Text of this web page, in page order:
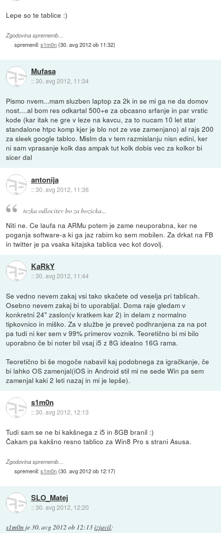
Lepe so te tablice :)
Zgodovina sprememb…
spremenil:s1m0n(30. avg 2012 ob 11:32)
Mufasa
::30. avg 2012, 11:34
Pismo nvem...mam sluzben laptop za 2k in se mi ga ne da domov
nost....al bom res odkartal 500+e za obcasno srfanje in par vrstic
kode (kar itak ne gre v leze na kavcu, za to nucam 10 let star
standalone htpc komp kjer je blo not ze vse zamenjano) al rajs 200
za sleek google tablco. Mislm da v tem razmislanju nisn edini, ker
ni sam vprasanje kolk das ampak tut kolk dobis vec za kolkor bi
sicer dal
antonija
::30. avg 2012, 11:36
tezka odlocitev bo za bozicka...
Niti ne. Ce laufa na ARMu potem je zame neuporabna, ker ne
poganja software-a ki ga jaz rabim ko sem mobilen. Za drkat na FB
in twitter je pa vsaka kitajska tablica vec kot dovolj.
KaRkY
::30. avg 2012, 11:44
Se vedno nevem zakaj vsi tako skačete od veselja pri tablicah.
Osebno nevem zakaj bi to uporabljal. Doma raje gledam v
konkretni 24" zaslon(v kratkem kar 2) in delam z normalno
tipkovnico in miško. Za v službe je preveč podhranjena za na pot
pa tudi ni ker sem v 99% primerov voznik. Teoretično bi mi bilo
uporabno če bi noter bil vsaj i5 z 8G idealno 16G rama.
Teoretično bi še mogoče nabavil kaj podobnega za igračkanje, če
bi lahko OS zamenjal(iOS in Android stil mi ne sede Win pa sem
zamenjal kaki 2 leti nazaj in mi je lepše).
s1m0n
::30. avg 2012, 12:13
Tudi sam se ne bi kakšnega z i5 in 8GB branil :)
Čakam pa kakšno resno tablico za Win8 Pro s strani Asusa.
Zgodovina sprememb…
spremenil:s1m0n(30. avg 2012 ob 12:17)
SLO_Matej
::30. avg 2012, 12:20
s1m0n je30. avg 2012 ob 12:13izjavil: